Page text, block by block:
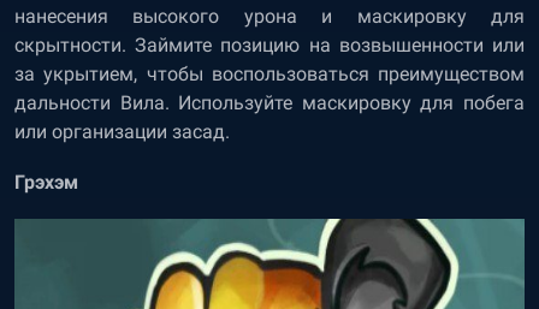
нанесения высокого урона и маскировку для
скрытности. Займите позицию на возвышенности или
за укрытием, чтобы воспользоваться преимуществом
дальности Вила. Используйте маскировку для побега
или организации засад.
Грэхэм